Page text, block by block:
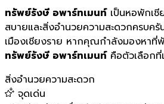
ทรัพย์รังษี อพาร์ทเมนท์เป็นหอพักเชี
สบายและสิ่งอำนวยความสะดวกครบค
เมืองเชียงราย หากคุณกำลังมองหาที่
ทรัพย์รังษี อพาร์ทเมนท์คือตัวเลือกที่
สิ่งอำนวยความสะดวก
จุดเด่น